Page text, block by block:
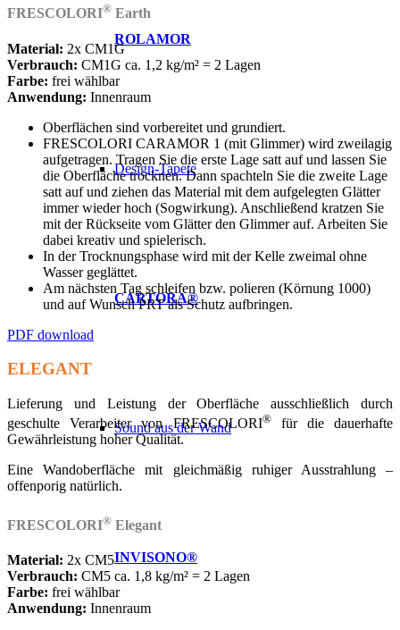
ROLAMOR
Design-Tapete
CARTORA®
Sound aus der Wand
INVISONO®
FRESCOLORI® Earth
Material: 2x CM1G
Verbrauch: CM1G ca. 1,2 kg/m² = 2 Lagen
Farbe: frei wählbar
Anwendung: Innenraum
Oberflächen sind vorbereitet und grundiert.
FRESCOLORI CARAMOR 1 (mit Glimmer) wird zweilagig
aufgetragen. Tragen Sie die erste Lage satt auf und lassen Sie
die Oberfläche trocknen. Dann spachteln Sie die zweite Lage
satt auf und ziehen das Material mit dem aufgelegten Glätter
immer wieder hoch (Sogwirkung). Anschließend kratzen Sie
mit der Rückseite vom Glätter den Glimmer auf. Arbeiten Sie
dabei kreativ und spielerisch.
In der Trocknungsphase wird mit der Kelle zweimal ohne
Wasser geglättet.
Am nächsten Tag schleifen bzw. polieren (Körnung 1000)
und auf Wunsch PRT als Schutz aufbringen.
PDF download
ELEGANT
Lieferung und Leistung der Oberfläche ausschließlich durch
geschulte Verarbeiter von FRESCOLORI®für die dauerhafte
Gewährleistung hoher Qualität.
Eine Wandoberfläche mit gleichmäßig ruhiger Ausstrahlung –
offenporig natürlich.
FRESCOLORI® Elegant
Material: 2x CM5
Verbrauch: CM5 ca. 1,8 kg/m² = 2 Lagen
Farbe: frei wählbar
Anwendung: Innenraum